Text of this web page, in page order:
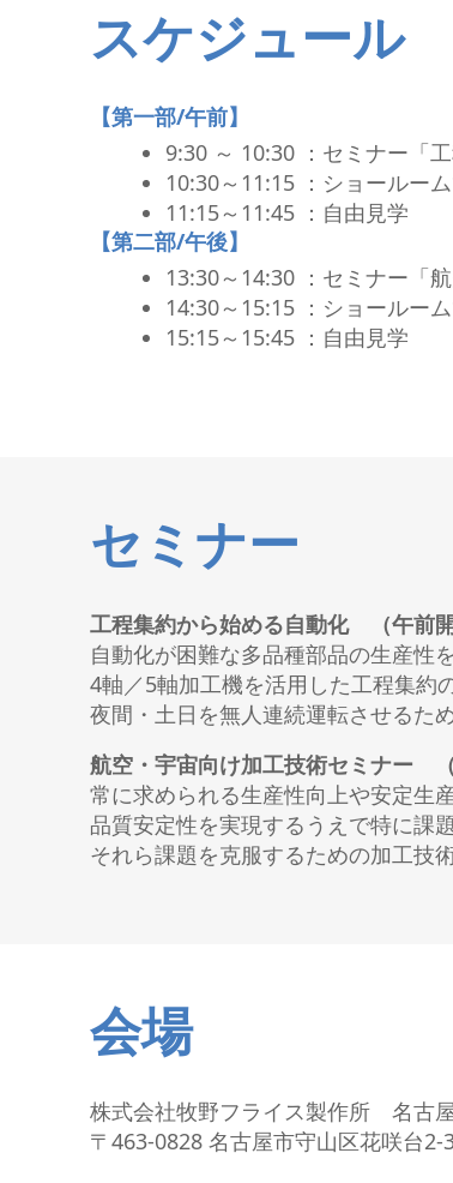
スケジュール
【第一部/午前】
9:30 ～ 10:30 ：セミナー「
10:30～11:15 ：ショールー
11:15～11:45 ：自由見学
【第二部/午後】
13:30～14:30 ：セミナー「
14:30～15:15 ：ショールー
15:15～15:45 ：自由見学
セミナー
工程集約から始める自動化 （午前開
自動化が困難な多品種部品の生産性
4軸／5軸加工機を活用した工程集約
夜間・土日を無人連続運転させるた
航空・宇宙向け加工技術セミナー （
常に求められる生産性向上や安定生
品質安定性を実現するうえで特に課
それら課題を克服するための加工技
会場
株式会社牧野フライス製作所 名古
〒463-0828 名古屋市守山区花咲台2-